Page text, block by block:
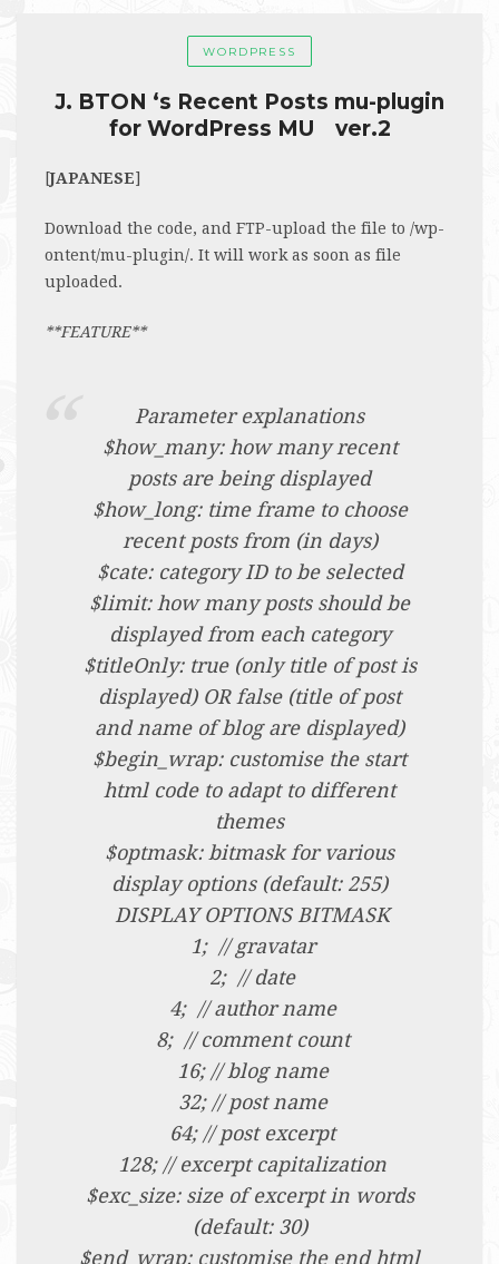
WORDPRESS
J. BTON ‘s Recent Posts mu-plugin
for WordPress MU ver.2
[JAPANESE]
Download the code, and FTP-upload the file to /wp-
ontent/mu-plugin/. It will work as soon as file
uploaded.
**FEATURE**
Parameter explanations
$how_many: how many recent
posts are being displayed
$how_long: time frame to choose
recent posts from (in days)
$cate: category ID to be selected
$limit: how many posts should be
displayed from each category
$titleOnly: true (only title of post is
displayed) OR false (title of post
and name of blog are displayed)
$begin_wrap: customise the start
html code to adapt to different
themes
$optmask: bitmask for various
display options (default: 255)
DISPLAY OPTIONS BITMASK
1; // gravatar
2; // date
4; // author name
8; // comment count
16; // blog name
32; // post name
64; // post excerpt
128; // excerpt capitalization
$exc_size: size of excerpt in words
(default: 30)
$end_wrap: customise the end html